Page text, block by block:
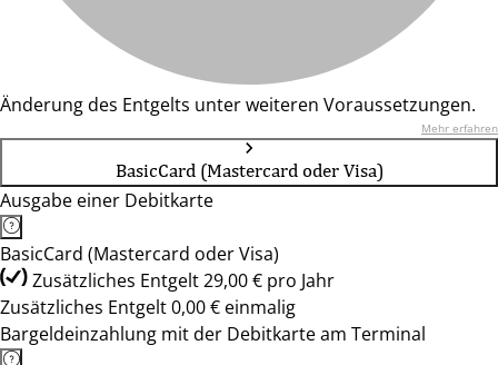
Änderung des Entgelts unter weiteren Voraussetzungen.
Mehr erfahren
BasicCard (Mastercard oder Visa)
Ausgabe einer Debitkarte
BasicCard (Mastercard oder Visa)
Zusätzliches Entgelt 29,00 € pro Jahr
Zusätzliches Entgelt 0,00 € einmalig
Bargeldeinzahlung mit der Debitkarte am Terminal